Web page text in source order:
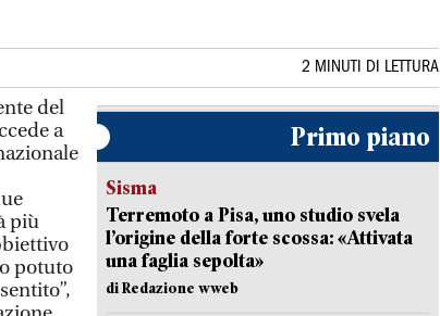
2 MINUTI DI LETTURA
del
a
più
potuto
Primo piano
Sisma
Terremoto a Pisa, uno studio svela
l’origine della forte scossa: «Attivata
una faglia sepolta»
di Redazione wweb